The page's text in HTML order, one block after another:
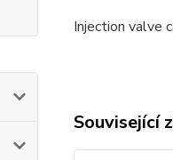
Injection valve
Související